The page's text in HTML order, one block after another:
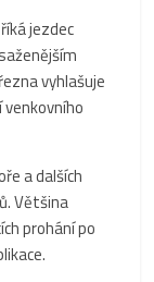
jezdec
vyhlašuje
a dalších
Většina
prohání po